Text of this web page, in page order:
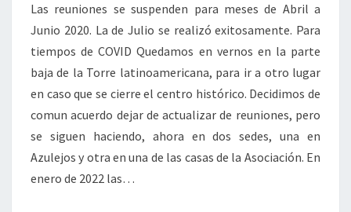
Las reuniones se suspenden para meses de Abril a
Junio 2020. La de Julio se realizó exitosamente. Para
tiempos de COVID Quedamos en vernos en la parte
baja de la Torre latinoamericana, para ir a otro lugar
en caso que se cierre el centro histórico. Decidimos de
comun acuerdo dejar de actualizar de reuniones, pero
se siguen haciendo, ahora en dos sedes, una en
Azulejos y otra en una de las casas de la Asociación. En
enero de 2022 las…